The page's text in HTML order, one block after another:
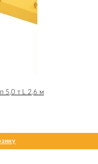
п 5,0 т L 2,6 м